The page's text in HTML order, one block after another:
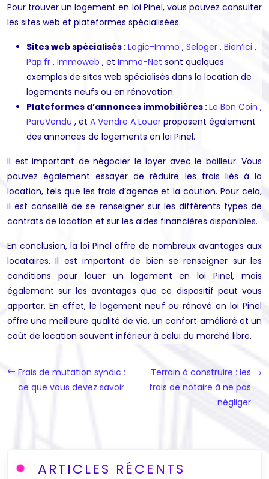
Pour trouver un logement en loi Pinel, vous pouvez consulter
les sites web et plateformes spécialisées.
Sites web spécialisés :Logic-Immo , Seloger , Bien’ici ,
Pap.fr , Immoweb , et Immo-Net sont quelques
exemples de sites web spécialisés dans la location de
logements neufs ou en rénovation.
Plateformes d’annonces immobilières :Le Bon Coin ,
ParuVendu , et A Vendre A Louer proposent également
des annonces de logements en loi Pinel.
Il est important de négocier le loyer avec le bailleur. Vous
pouvez également essayer de réduire les frais liés à la
location, tels que les frais d’agence et la caution. Pour cela,
il est conseillé de se renseigner sur les différents types de
contrats de location et sur les aides financières disponibles.
En conclusion, la loi Pinel offre de nombreux avantages aux
locataires. Il est important de bien se renseigner sur les
conditions pour louer un logement en loi Pinel, mais
également sur les avantages que ce dispositif peut vous
apporter. En effet, le logement neuf ou rénové en loi Pinel
offre une meilleure qualité de vie, un confort amélioré et un
coût de location souvent inférieur à celui du marché libre.
Frais de mutation syndic :
ce que vous devez savoir
Terrain à construire : les
frais de notaire à ne pas
négliger
ARTICLES RÉCENTS